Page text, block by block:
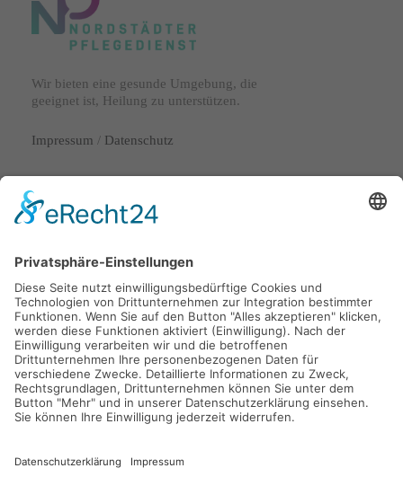
Wir bieten eine gesunde Umgebung, die
geeignet ist, Heilung zu unterstützen.
Impressum / Datenschutz
Lange Laube 29
30159 Hannover
info@nordstaedter-pflegedienst.de
0511 53072720